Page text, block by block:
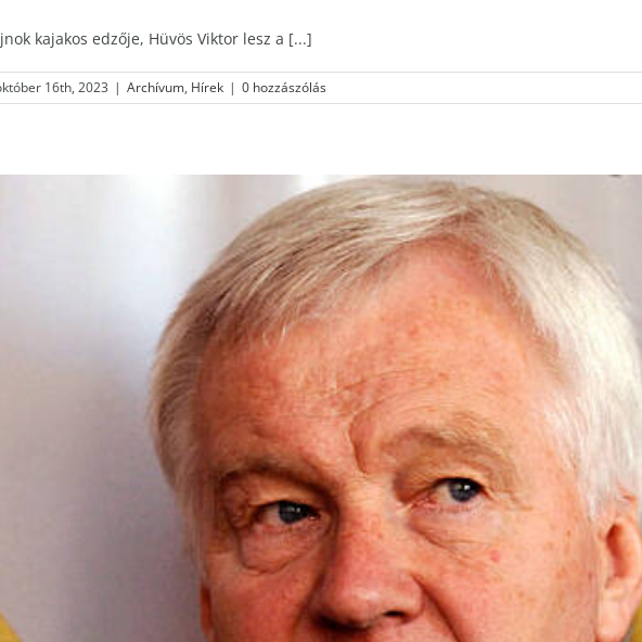
kajakos edzője, Hüvös Viktor lesz a [...]
16th, 2023 | Archívum, Hírek | 0 hozzászólás